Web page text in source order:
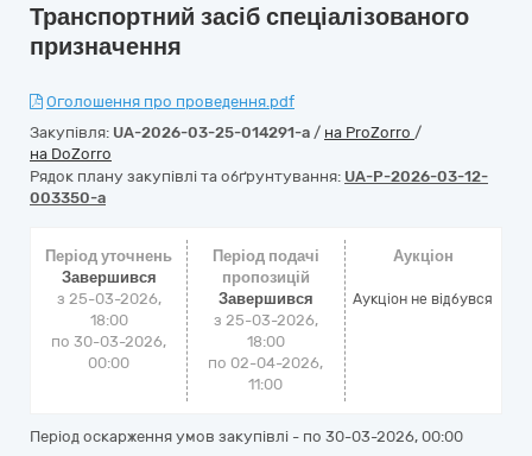
Транспортний засіб спеціалізованого
призначення
Оголошення про проведення.pdf
Закупівля: UA-2026-03-25-014291-a / на ProZorro /
на DoZorro
Рядок плану закупівлі та обґрунтування: UA-P-2026-03-12-
003350-a
Період уточнень
Завершився
з 25-03-2026,
18:00
по 30-03-2026,
00:00
Період подачі
пропозицій
Завершився
з 25-03-2026,
18:00
по 02-04-2026,
11:00
Аукціон
Аукціон не відбувся
Період оскарження умов закупівлі - по 30-03-2026, 00:00